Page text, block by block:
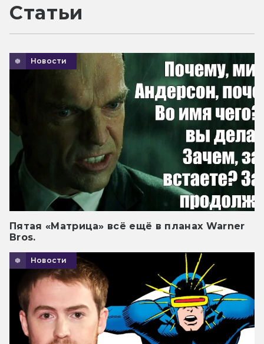
Статьи
Новости
Пятая «Матрица» всё ещё в планах Warner
Bros.
Новости